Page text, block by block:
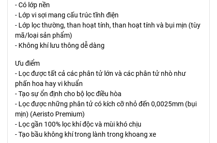
- Có lớp nền
- Lớp vi sợi mang cấu trúc tĩnh điện
- Lớp lọc thường, than hoạt tính, than hoạt tính và bụi mịn (tùy
mã/loại sản phẩm)
- Không khí lưu thông dễ dàng
Ưu điểm
- Lọc được tất cả các phân tử lớn và các phân tử nhò như
phấn hoa hay vi khuẩn
- Tạo sự ổn định cho bộ lọc điều hòa
- Lọc được những phân tử có kích cỡ nhỏ đến 0,0025mm (bụi
mịn) (Aeristo Premium)
- Lọc gần 100% lọc khí độc và mùi khó chịu
- Tạo bầu không khí trong lành trong khoang xe